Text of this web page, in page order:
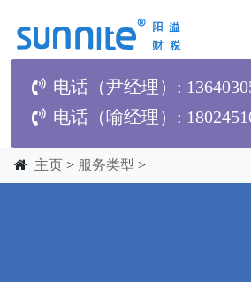
电话（尹经理）:
电话（喻经理）:
主页 > 服务类型 >